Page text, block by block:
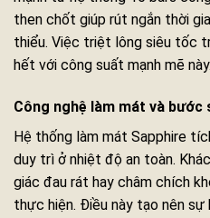
then chốt giúp rút ngắn thời
thiểu. Việc triệt lông siêu tốc
hết với công suất mạnh mẽ này.
Công nghệ làm mát và bước
Hệ thống làm mát Sapphire
duy trì ở nhiệt độ an toàn.
giác đau rát hay châm chích
thực hiện. Điều này tạo nên